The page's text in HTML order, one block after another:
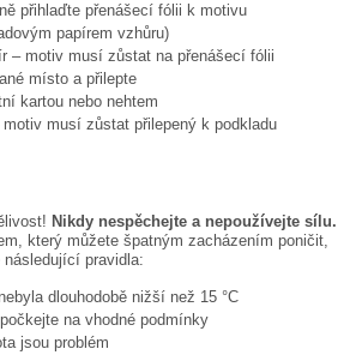
přihlaďte přenášecí fólii k motivu
papírem vzhůru)
– motiv musí zůstat na přenášecí fólii
místo a přilepte
kartou nebo nehtem
musí zůstat přilepený k podkladu
Nikdy nespěchejte a nepoužívejte sílu.
který můžete špatným zacházením poničit,
pravidla:
dlouhodobě nižší než 15 °C
na vhodné podmínky
jsou problém